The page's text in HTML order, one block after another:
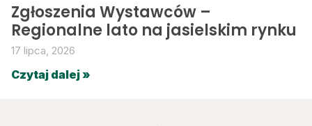
Zgłoszenia Wystawców –
Regionalne lato na jasielskim rynku
17 lipca, 2026
Czytaj dalej »